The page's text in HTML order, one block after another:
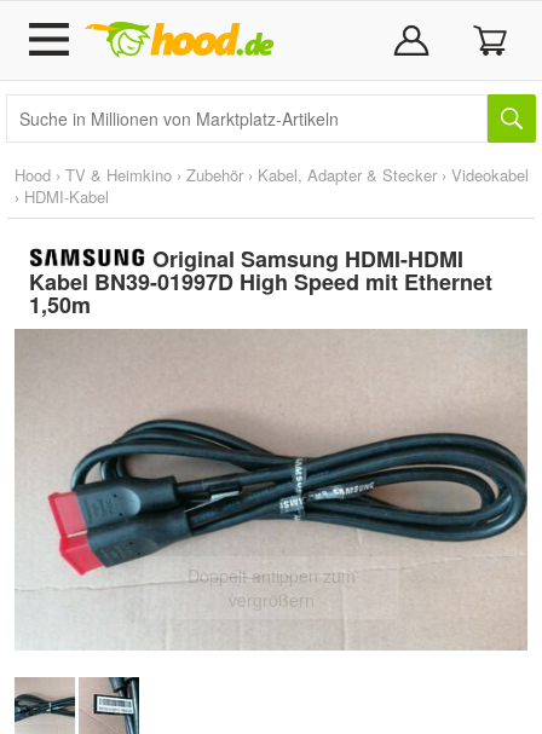
Hood › TV & Heimkino › Zubehör › Kabel, Adapter & Stecker › Videokabel
› HDMI-Kabel
Original Samsung HDMI-HDMI
Kabel BN39-01997D High Speed mit Ethernet
1,50m
Doppelt antippen zum
vergrößern